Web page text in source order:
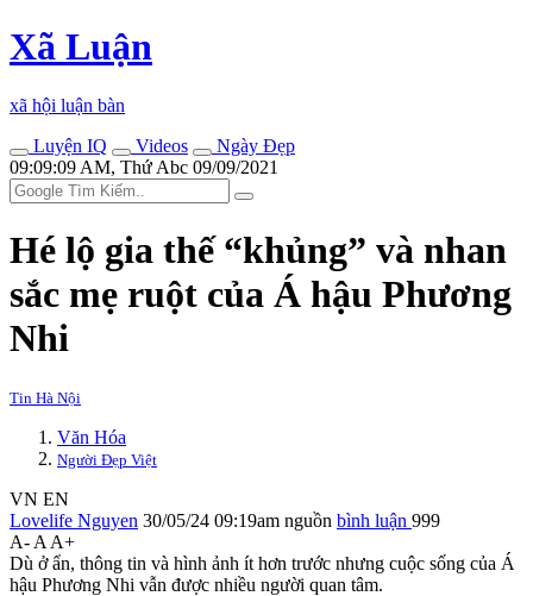
Xã Luận
xã hội luận bàn
Luyện IQ
Videos
Ngày Đẹp
09:09:09 AM, Thứ Abc 09/09/2021
Hé lộ gia thế “khủng” và nhan
sắc mẹ ruột của Á hậu Phương
Nhi
Tin Hà Nội
Văn Hóa
Người Đẹp Việt
VN EN
Lovelife Nguyen 30/05/24 09:19am nguồn bình luận 999
A- A A+
Dù ở ẩn, thông tin và hình ảnh ít hơn trước nhưng cuộc sống của Á
hậu Phương Nhi vẫn được nhiều người quan tâm.